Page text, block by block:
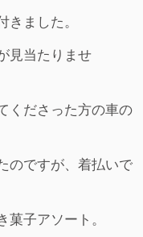
ました。
見当たりませ
くださった方の車の
のですが、着払いで
子アソート。